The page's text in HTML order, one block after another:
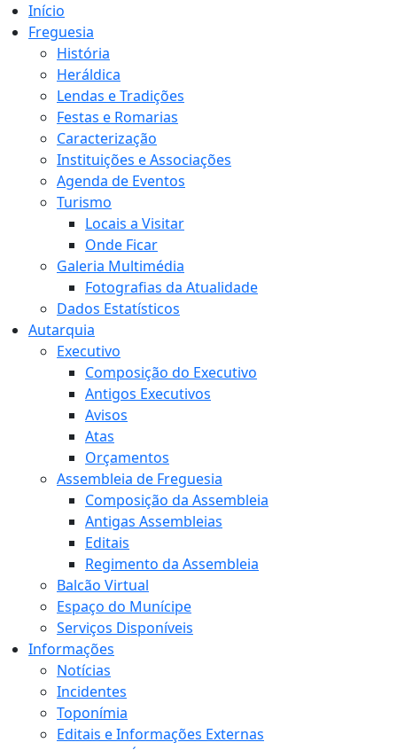
Início
Freguesia
História
Heráldica
Lendas e Tradições
Festas e Romarias
Caracterização
Instituições e Associações
Agenda de Eventos
Turismo
Locais a Visitar
Onde Ficar
Galeria Multimédia
Fotografias da Atualidade
Dados Estatísticos
Autarquia
Executivo
Composição do Executivo
Antigos Executivos
Avisos
Atas
Orçamentos
Assembleia de Freguesia
Composição da Assembleia
Antigas Assembleias
Editais
Regimento da Assembleia
Balcão Virtual
Espaço do Munícipe
Serviços Disponíveis
Informações
Notícias
Incidentes
Toponímia
Editais e Informações Externas